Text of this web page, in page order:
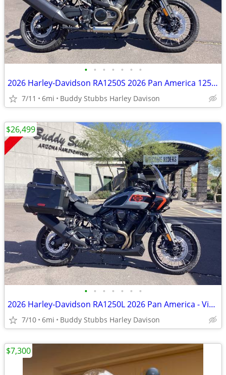
• • • • • • •
2026 Harley-Davidson RA1250S 2026 Pan America 1250 Special
7/11 6mi Buddy Stubbs Harley Davison
• • • • • • •
2026 Harley-Davidson RA1250L 2026 Pan America - View More Similar...
7/10 6mi Buddy Stubbs Harley Davison
$26,499
$7,300